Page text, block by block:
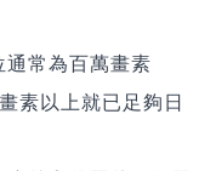
通常為百萬畫素
素以上就已足夠日